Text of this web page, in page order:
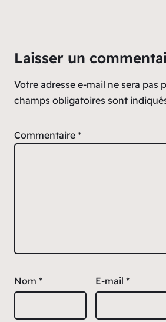
Laisser un
Votre adresse e-mail ne sera pas
champs obligatoires sont
Commentaire *
Nom * E-mail*